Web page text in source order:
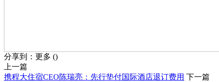
分享到： 更多 ()
上一篇
携程大住宿CEO陈瑞亮：先行垫付国际酒店退订费用 下一篇